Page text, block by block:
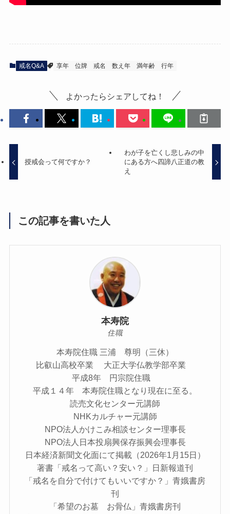
戒名Q&A 享年 位牌 戒名 数え年 満年齢 行年
よかったらシェアしてね！
授戒会って何ですか？
わが子を亡くし悲しみの中
にある方へ四諦八正道の教
え
この記事を書いた人
本寿院
住職
本寿院住職 三浦 尊明（三休）
比叡山高校卒業 大正大学仏教学部卒業
平成8年 円宗院住職
平成１４年 本寿院住職となり現在に至る。
読売文化センター元講師
NHKカルチャー元講師
NPO法人かけこみ相談センター理事長
NPO法人日本投扇興保存振興会理事長
日本経済新聞文化面にて掲載（2026年1月15日）
著書「戒名って高い？安い？」日新報道刊
「戒名を自分で付けてもいいですか？」青娥書房
刊
「希望のお墓 お骨仏」青娥書房刊